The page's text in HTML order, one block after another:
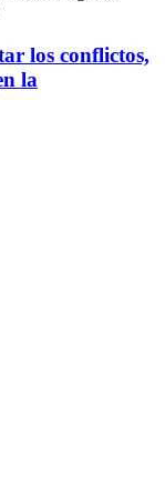
los conflictos,
la